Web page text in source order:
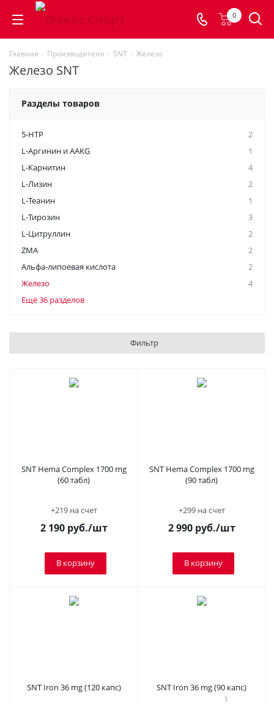
0
Главная - Производители - SNT - Железо
Железо SNT
Разделы товаров
5-HTP
2
L-Аргинин и AAKG
1
L-Карнитин
4
L-Лизин
2
L-Теанин
1
L-Тирозин
3
L-Цитруллин
2
ZMA
2
Альфа-липоевая кислота
2
Железо
4
Ещё 36 разделов
Фильтр
SNT Hema Complex 1700 mg
(60 табл)
+219 на счет
2 190руб./шт
В корзину
SNT Hema Complex 1700 mg
(90 табл)
+299 на счет
2 990руб./шт
В корзину
SNT Iron 36 mg (120 капс)
SNT Iron 36 mg (90 капс)
1